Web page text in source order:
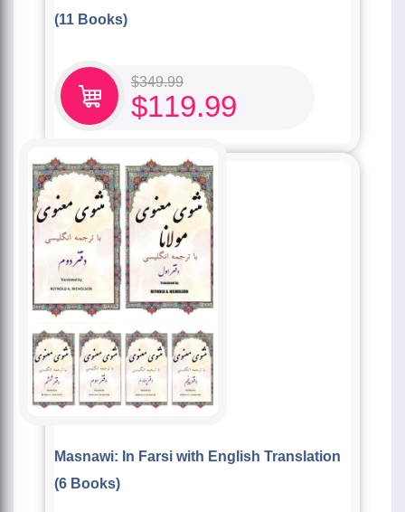
(11 Books)
$349.99
$119.99
Masnawi: In Farsi with English Translation
(6 Books)